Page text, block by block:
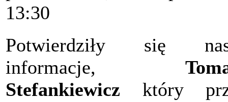
13:30
Potwierdziły się
informacje,
Stefankiewicz który